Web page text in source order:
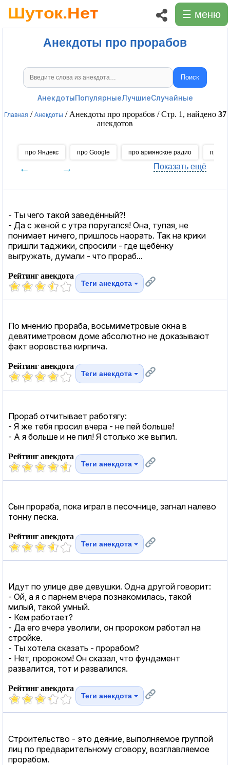
☰ меню
Анекдоты про прорабов
Поиск анекдотов Поиск
АнекдотыПопулярныеЛучшиеСлучайные
Главная / Анекдоты / Анекдоты про прорабов / Стр. 1, найдено 37
анекдотов
про Яндекс про Google про армянское радио про
← → Показать ещё
- Ты чего такой заведённый?!
- Да с женой с утра поругался! Она, тупая, не
понимает ничего, пришлось наорать. Так на крики
пришли таджики, спросили - где щебёнку
выгружать, думали - что прораб...
Рейтинг анекдота
Теги анекдота
По мнению прораба, восьмиметровые окна в
девятиметровом доме абсолютно не доказывают
факт воровства кирпича.
Рейтинг анекдота
Теги анекдота
Прораб отчитывает работягу:
- Я же тебя просил вчера - не пей больше!
- А я больше и не пил! Я столько же выпил.
Рейтинг анекдота
Теги анекдота
Сын прораба, пока играл в песочнице, загнал налево
тонну песка.
Рейтинг анекдота
Теги анекдота
Идут по улице две девушки. Одна другой говорит:
- Ой, а я с парнем вчера познакомилась, такой
милый, такой умный.
- Кем работает?
- Да его вчера уволили, он пророком работал на
стройке.
- Ты хотела сказать - прорабом?
- Нет, пророком! Он сказал, что фундамент
развалится, тот и развалился.
Рейтинг анекдота
Теги анекдота
Строительство - это деяние, выполняемое группой
лиц по предварительному сговору, возглавляемое
прорабом.